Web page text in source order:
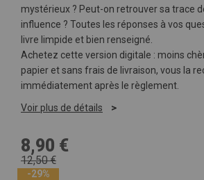
mystérieux ? Peut-on retrouver sa trace
influence ? Toutes les réponses à vos
livre limpide et bien renseigné.
Achetez cette version digitale : moins
papier et sans frais de livraison, vous la
immédiatement après le règlement.
Voir plus de détails
8,90 €
12,50 €
-29%